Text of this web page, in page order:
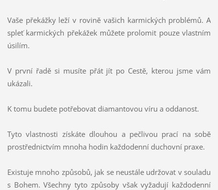
Vaše překážky leží v rovině vašich karmických problémů. A
spleť karmických překážek můžete prolomit pouze vlastním
úsilím.
V první řadě si musíte přát jít po Cestě, kterou jsme vám
ukázali.
K tomu budete potřebovat diamantovou víru a oddanost.
Tyto vlastnosti získáte dlouhou a pečlivou prací na sobě
prostřednictvím mnoha hodin každodenní duchovní praxe.
Existuje mnoho způsobů, jak se neustále udržovat v souladu
s Bohem. Všechny tyto způsoby však vyžadují každodenní